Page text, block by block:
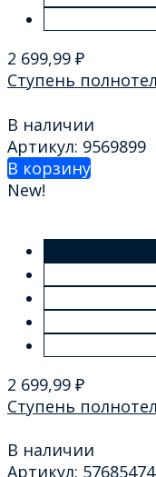
2 699,99 ₽
Ступень
В наличии
Артикул: 9569899
В корзину
New!
2 699,99 ₽
Ступень
В наличии
Артикул: 57685474